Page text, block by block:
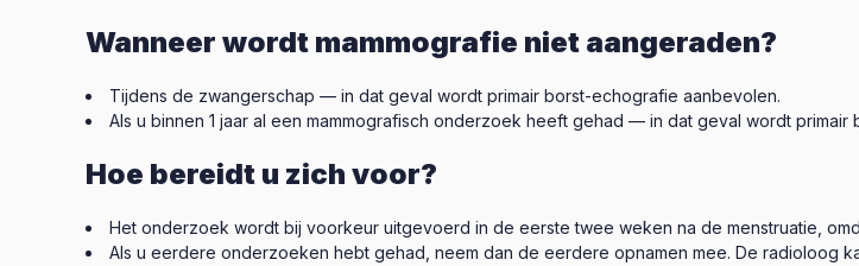
Wanneer wordt mammografie niet aangeraden?
Tijdens de zwangerschap — in dat geval wordt primair borst-echografie aanbevolen.
Als u binnen 1 jaar al een mammografisch onderzoek heeft gehad — in dat geval wordt
Hoe bereidt u zich voor?
Het onderzoek wordt bij voorkeur uitgevoerd in de eerste twee weken na de menstruatie,
Als u eerdere onderzoeken hebt gehad, neem dan de eerdere opnamen mee. De radioloog